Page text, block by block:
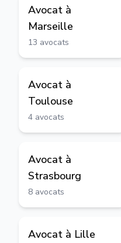
Avocat à
Marseille
13 avocats
Avocat à
Toulouse
4 avocats
Avocat à
Strasbourg
8 avocats
Avocat à Lille